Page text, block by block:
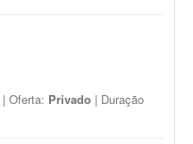
| Oferta: Privado | Duração